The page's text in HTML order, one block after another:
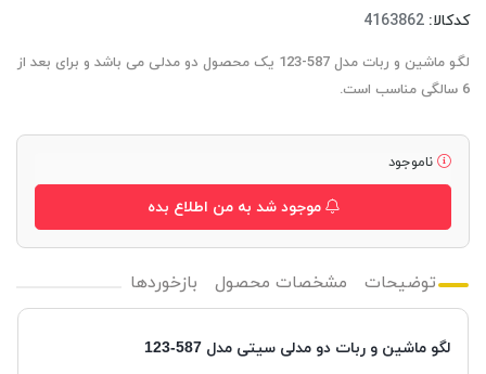
کدکالا:
لگو ماشین و ربات مدل 587-123 یک محصول دو مدلی می باشد و برای بعد از
6 سالگی مناسب است.
ناموجود
موجود شد به من اطلاع بده
توضیحات مشخصات محصول بازخوردها
لگو ماشین و ربات دو مدلی سیتی مدل 587-123